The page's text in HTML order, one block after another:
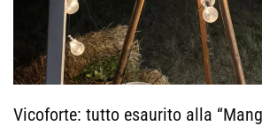
Vicoforte: tutto esaurito alla